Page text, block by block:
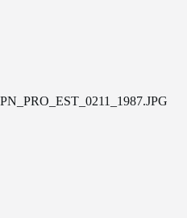
PN_PRO_EST_0211_1987.JPG